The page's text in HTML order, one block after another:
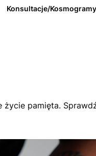
Konsultacje/Kosmogramy
pamięta.